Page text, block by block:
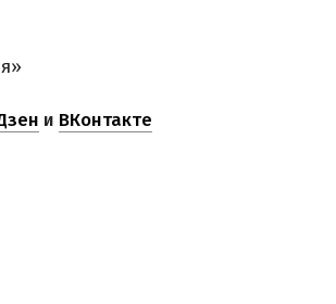
и ВКонтакте